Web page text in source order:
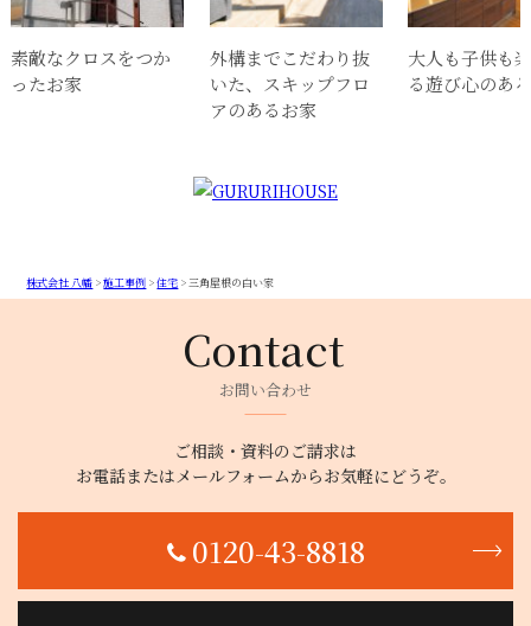
素敵なクロスをつか
ったお家
外構までこだわり抜
いた、スキップフロ
アのあるお家
大人も子供も
る遊び心のあ
株式会社 八幡 >施工事例 >住宅 >三角屋根の白い家
お問い合わせ
ご相談・資料のご請求は
お電話またはメールフォームからお気軽にどうぞ。
0120-43-8818